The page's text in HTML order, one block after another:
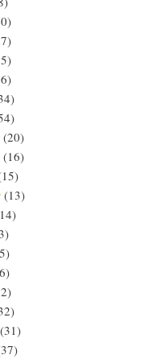
(20)
(16)
(13)
(31)